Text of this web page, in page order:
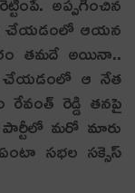
చేయ‌డంలో ఆయ‌న
త‌మ‌దే అయినా..
చేయ‌డంలో ఆ నేత
రేవంత్ రెడ్డి త‌న‌పై
పార్టీలో మ‌రో మారు
స‌భ‌ల స‌క్సెస్